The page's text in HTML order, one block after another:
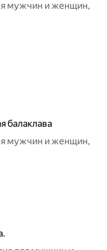
мужчин и женщин,
балаклава
мужчин и женщин,